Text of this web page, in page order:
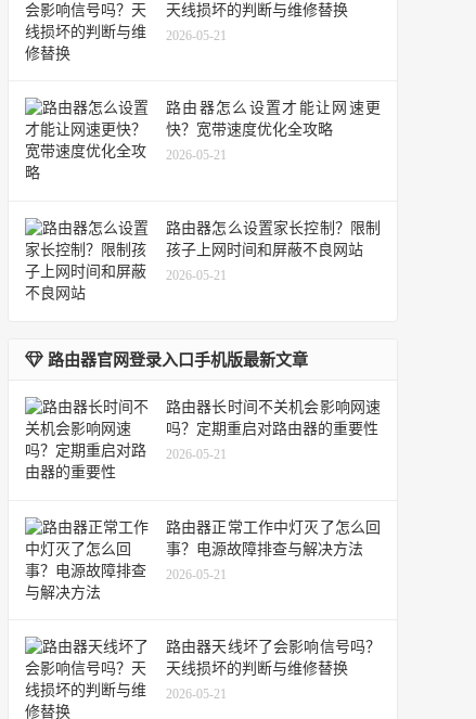
天线损坏的判断与维修替换
2026-05-21
路由器怎么设置才能让网速更
快？宽带速度优化全攻略
2026-05-21
路由器怎么设置家长控制？限制
孩子上网时间和屏蔽不良网站
2026-05-21
路由器官网登录入口手机版最新文章
路由器长时间不关机会影响网速
吗？定期重启对路由器的重要性
2026-05-21
路由器正常工作中灯灭了怎么回
事？电源故障排查与解决方法
2026-05-21
路由器天线坏了会影响信号吗？
天线损坏的判断与维修替换
2026-05-21